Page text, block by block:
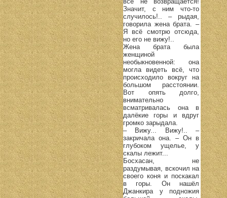
Значит, с ним что-то
случилось!.. – рыдая,
говорила жена брата. –
Я всё смотрю отсюда,
но его не вижу!..
Жена брата была
женщиной
необыкновенной: она
могла видеть всё, что
происходило вокруг на
большом расстоянии.
Вот опять долго,
внимательно
всматривалась она в
далёкие горы и вдруг
громко зарыдала.
– Вижу... Вижу!.. –
закричала она. – Он в
глубоком ущелье, у
скалы лежит...
Босхасан, не
раздумывая, вскочил на
своего коня и поскакал
в горы. Он нашёл
Джанкира у подножия